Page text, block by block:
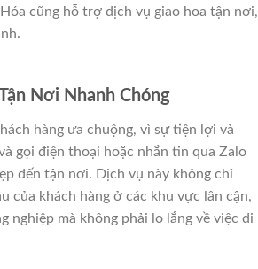
cũng hỗ trợ dịch vụ giao hoa tận nơi,
Nơi Nhanh Chóng
hàng ưa chuộng, vì sự tiện lợi và
gọi điện thoại hoặc nhắn tin qua Zalo
đến tận nơi. Dịch vụ này không chỉ
của khách hàng ở các khu vực lân cận,
nghiệp mà không phải lo lắng về việc di